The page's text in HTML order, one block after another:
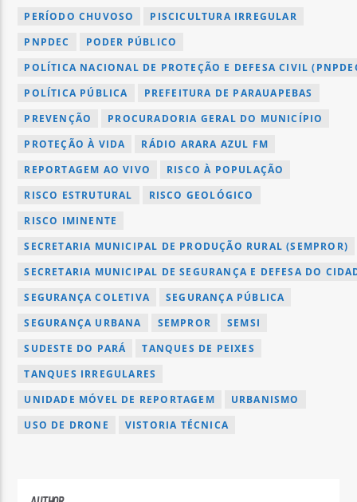
PERÍODO CHUVOSO
PISCICULTURA IRREGULAR
PNPDEC
PODER PÚBLICO
POLÍTICA NACIONAL DE PROTEÇÃO E DEFESA CIVIL
POLÍTICA PÚBLICA
PREFEITURA DE PARAUAPEBAS
PREVENÇÃO
PROCURADORIA GERAL DO MUNICÍPIO
PROTEÇÃO À VIDA
RÁDIO ARARA AZUL FM
REPORTAGEM AO VIVO
RISCO À POPULAÇÃO
RISCO ESTRUTURAL
RISCO GEOLÓGICO
RISCO IMINENTE
SECRETARIA MUNICIPAL DE PRODUÇÃO RURAL (SEMPROR)
SECRETARIA MUNICIPAL DE SEGURANÇA E DEFESA DO
SEGURANÇA COLETIVA
SEGURANÇA PÚBLICA
SEGURANÇA URBANA
SEMPROR
SEMSI
SUDESTE DO PARÁ
TANQUES DE PEIXES
TANQUES IRREGULARES
UNIDADE MÓVEL DE REPORTAGEM
URBANISMO
USO DE DRONE
VISTORIA TÉCNICA